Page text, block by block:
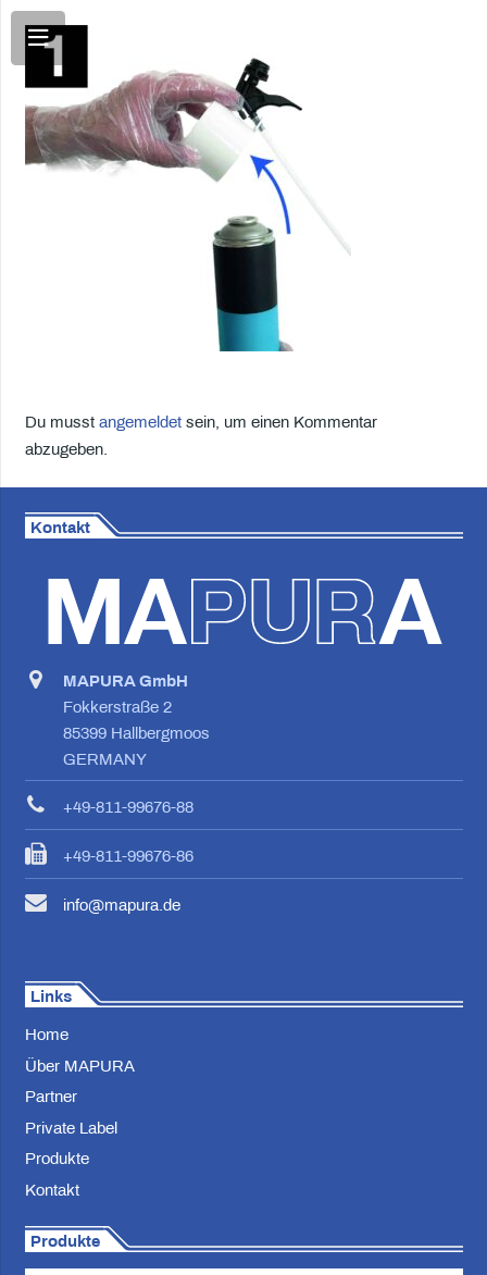
Du musst angemeldetsein, um einen Kommentar
abzugeben.
Kontakt
MAPURA GmbH
Fokkerstraße 2
85399 Hallbergmoos
GERMANY
+49-811-99676-88
+49-811-99676-86
info@mapura.de
Links
Home
Über MAPURA
Partner
Private Label
Produkte
Kontakt
Produkte